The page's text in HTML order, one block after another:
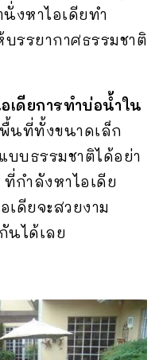
งหาไอเดียทำ
รรยากาศธรรมชาติ
อเดียการทำบ่อน้ำใน
นที่ทั้งขนาดเล็ก
บธรรมชาติได้อย่า
กำลังหาไอเดีย
ดียจะสวยงาม
นได้เลย